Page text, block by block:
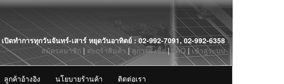
เปิดทำการทุกวันจันทร์-เสาร์ หยุดวันอาทิตย์ : 02-992-7091, 02-992-6358
สมัครสมาชิก | ตะกร้าสินค้า|ดูการสั่งซื้อ|FAQ | เข้าสู่ระบบ
ลูกค้าอ้างอิง นโยบายร้านค้า ติดต่อเรา